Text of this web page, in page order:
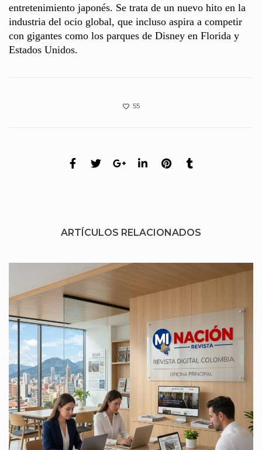
entretenimiento japonés. Se trata de un nuevo hito en la
industria del ocio global, que incluso aspira a competir
con gigantes como los parques de Disney en Florida y
Estados Unidos.
55
ARTÍCULOS RELACIONADOS